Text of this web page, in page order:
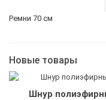
Ремни 70 см
Новые товары
Шнур